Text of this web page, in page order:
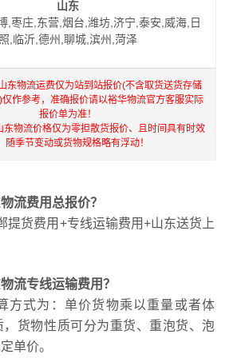
山东
,枣庄,东营,烟台,潍坊,济宁,泰安,威海,日
照,临沂,德州,聊城,滨州,菏泽
东物流运费仅为站到站报价(不含取货送货存储
作参考，准确报价请以裕华物流官方客服实际
报价单为准！
东物流价格仅为零担散货报价、且时间具有时效
随季节变动或货物规格略有浮动！
流费用总报价？
提货费用+专线运输费用+山东送货上
流专线运输费用？
方式为：单价货物乘以重量或者体
货物性质可分为重货、重泡货、泡
单价。